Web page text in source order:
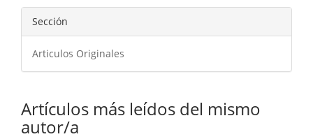
Sección
Articulos Originales
Artículos más leídos del mismo
autor/a